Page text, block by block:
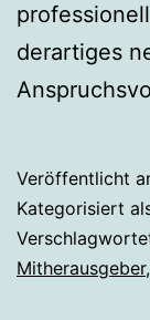
derartiges
Veröffentlicht
Kategorisiert
Mitherausgeber,